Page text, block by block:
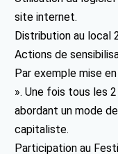
site internet.
Distribution au local
Actions de
Par exemple mise
». Une fois tous les
abordant un mode
capitaliste.
Participation au